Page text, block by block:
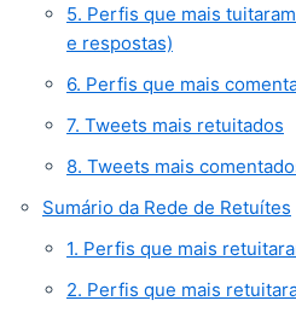
5. Perfis que mais
e respostas)
6. Perfis que mais
7. Tweets mais retuitados
8. Tweets mais
Sumário da Rede de Retuítes
1. Perfis que mais
2. Perfis que mais